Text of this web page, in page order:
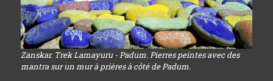
Zanskar. Trek Lamayuru - Padum. Pierres peintes avec des
mantra sur un mur à prières à côté de Padum.